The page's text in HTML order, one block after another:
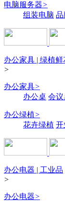
电脑服务器>
组装电脑 品
办公家具 | 绿植鲜
>
办公家具>
办公桌 会议
办公绿植>
花卉绿植 开
办公电器 | 工业品
>
办公电器>